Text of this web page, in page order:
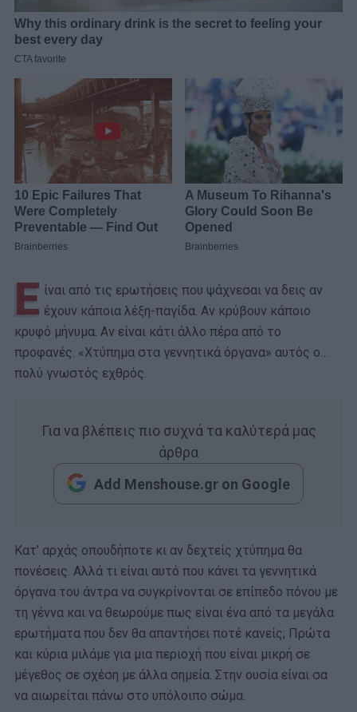
Ε ίναι από τις ερωτήσεις που ψάχνεσαι να δεις αν
έχουν κάποια λέξη-παγίδα. Αν κρύβουν κάποιο
κρυφό μήνυμα. Αν είναι κάτι άλλο πέρα από το
προφανές. «Χτύπημα στα γεννητικά όργανα» αυτός ο…
πολύ γνωστός εχθρός.
Για να βλέπεις πιο συχνά τα καλύτερά μας
άρθρα
Add Menshouse.gr on Google
Κατ’ αρχάς οπουδήποτε κι αν δεχτείς χτύπημα θα
πονέσεις. Αλλά τι είναι αυτό που κάνει τα γεννητικά
όργανα του άντρα να συγκρίνονται σε επίπεδο πόνου με
τη γέννα και να θεωρούμε πως είναι ένα από τα μεγάλα
ερωτήματα που δεν θα απαντήσει ποτέ κανείς; Πρώτα
και κύρια μιλάμε για μια περιοχή που είναι μικρή σε
μέγεθος σε σχέση με άλλα σημεία. Στην ουσία είναι σα
να αιωρείται πάνω στο υπόλοιπο σώμα.